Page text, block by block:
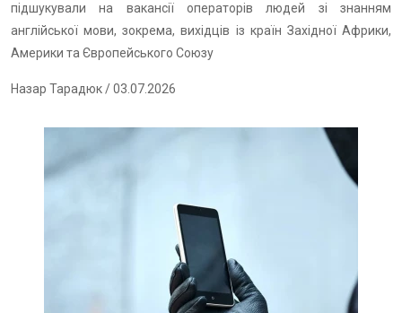
підшукували на вакансії операторів людей зі знанням
англійської мови, зокрема, вихідців із країн Західної Африки,
Америки та Європейського Союзу
Назар Тарадюк/ 03.07.2026